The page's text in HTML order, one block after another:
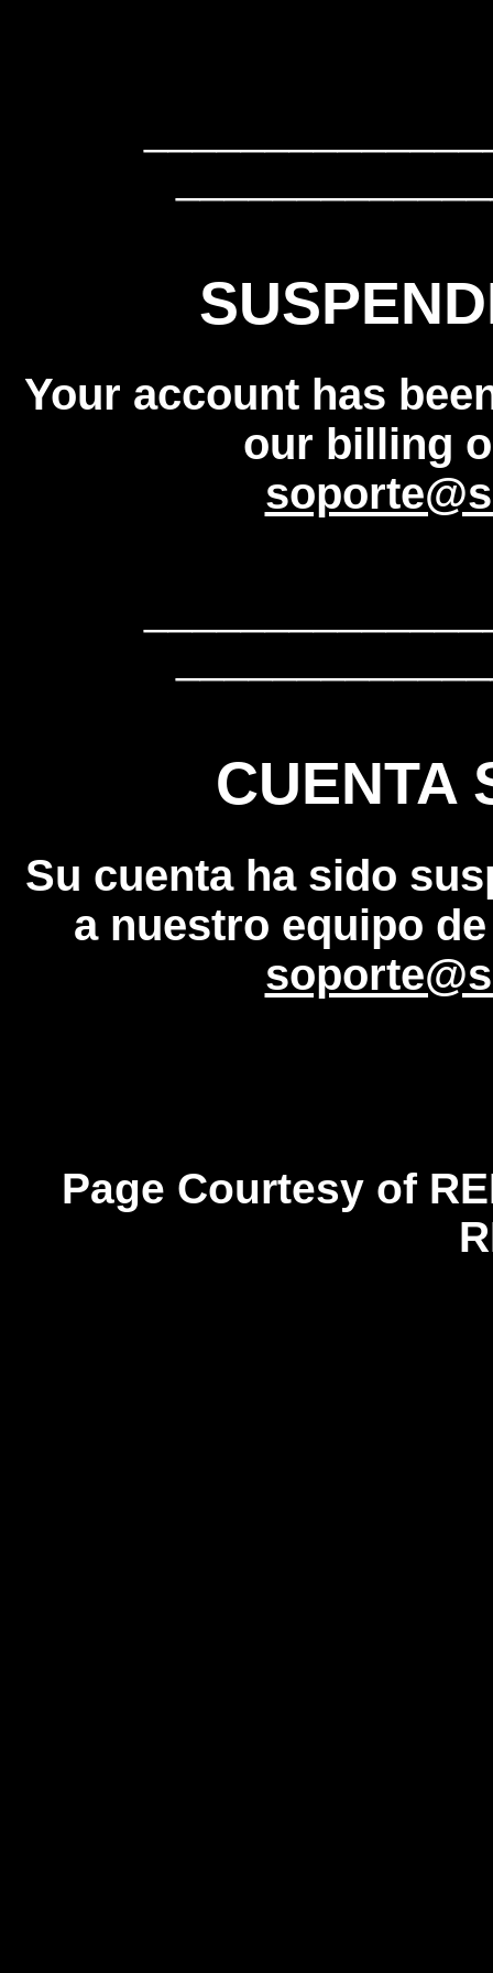
Your account has
our billing
CUENTA
Su cuenta ha sido
a nuestro equipo
Page Courtesy of